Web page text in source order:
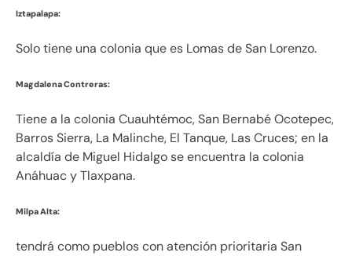
Iztapalapa:
Solo tiene una colonia que es Lomas de San Lorenzo.
Magdalena Contreras:
Tiene a la colonia Cuauhtémoc, San Bernabé Ocotepec,
Barros Sierra, La Malinche, El Tanque, Las Cruces; en la
alcaldía de Miguel Hidalgo se encuentra la colonia
Anáhuac y Tlaxpana.
Milpa Alta:
tendrá como pueblos con atención prioritaria San